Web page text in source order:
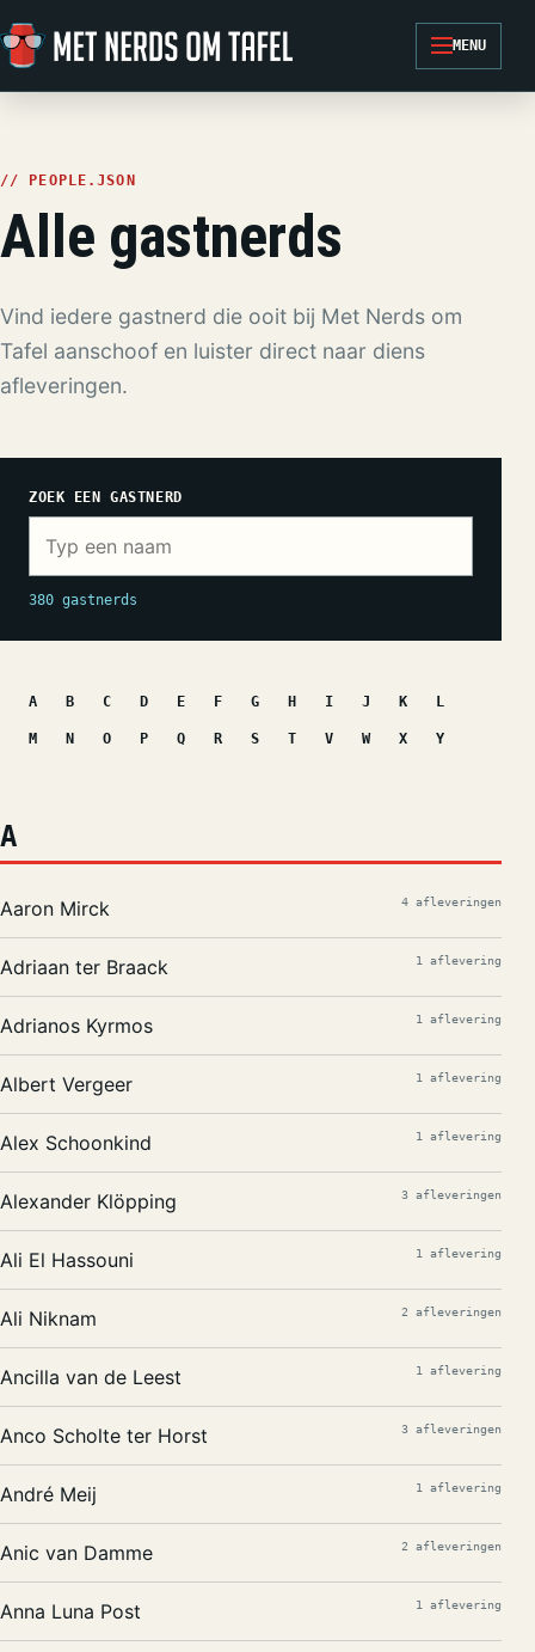
Ga naar de inhoud
MENU
// PEOPLE.JSON
Alle gastnerds
Vind iedere gastnerd die ooit bij Met Nerds om
Tafel aanschoof en luister direct naar diens
afleveringen.
ZOEK EEN GASTNERD
380 gastnerds
A B C D E F G H I J K L
M N O P Q R S T V W X Y
A
Aaron Mirck 4 afleveringen
Adriaan ter Braack 1 aflevering
Adrianos Kyrmos 1 aflevering
Albert Vergeer 1 aflevering
Alex Schoonkind 1 aflevering
Alexander Klöpping 3 afleveringen
Ali El Hassouni 1 aflevering
Ali Niknam 2 afleveringen
Ancilla van de Leest 1 aflevering
Anco Scholte ter Horst 3 afleveringen
André Meij 1 aflevering
Anic van Damme 2 afleveringen
Anna Luna Post 1 aflevering